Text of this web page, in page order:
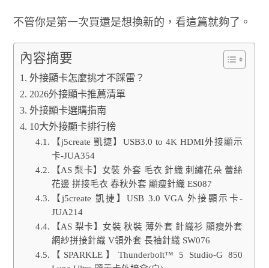
不管你是第一次買還是想換新的，看這篇就夠了。
內容摘要
外接顯卡怎麼挑才不踩雷？
2026外接顯卡推薦清單
外接顯卡選購指南
10大外接顯卡排行榜
【j5create 凱捷】USB3.0 to 4K HDMI外接顯示
卡-JUA354
【AS 梨卡】女裝 外套 毛衣 針織 刺繡花朵 蕾絲
花邊 拼接毛衣 春秋外套 顯瘦針織 ES087
【j5create 凱捷】USB 3.0 VGA 外接顯示卡-
JUA214
【AS 梨卡】女裝 秋裝 薄外套 針織衫 顯瘦外套
網紗拼接針織 V領外套 長袖針織 SW076
【SPARKLE】Thunderbolt™ 5 Studio-G 850